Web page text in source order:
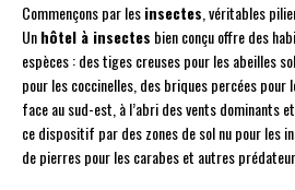
Commençons par lesinsectes , véritables
Unhôtel à insectes bien conçu offre des
espèces : des tiges creuses pour les abeilles
pour les coccinelles, des briques percées pour
face au sud-est, à l’abri des vents dominants
ce dispositif par des zones de sol nu pour les
de pierres pour les carabes et autres